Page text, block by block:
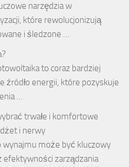
narzędzia w
które rewolucjonizują
i śledzone …
to coraz bardziej
źródło energii, które pozyskuje
…
trwałe i komfortowe
i nerwy
może być kluczowy
efektywności zarządzania